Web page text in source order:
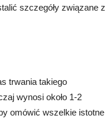
szczegóły związane z
trwania takiego
wynosi około 1-2
omówić wszelkie istotne